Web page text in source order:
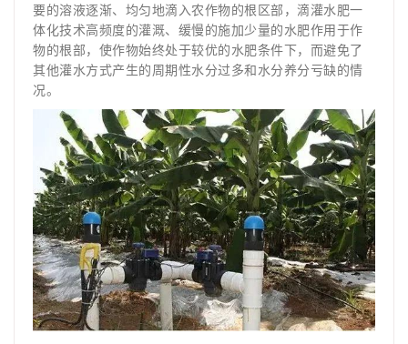
要的溶液逐渐、均匀地滴入农作物的根区部，滴灌水肥一
体化技术高频度的灌溉、缓慢的施加少量的水肥作用于作
物的根部，使作物始终处于较优的水肥条件下，而避免了
其他灌水方式产生的周期性水分过多和水分养分亏缺的情
况。